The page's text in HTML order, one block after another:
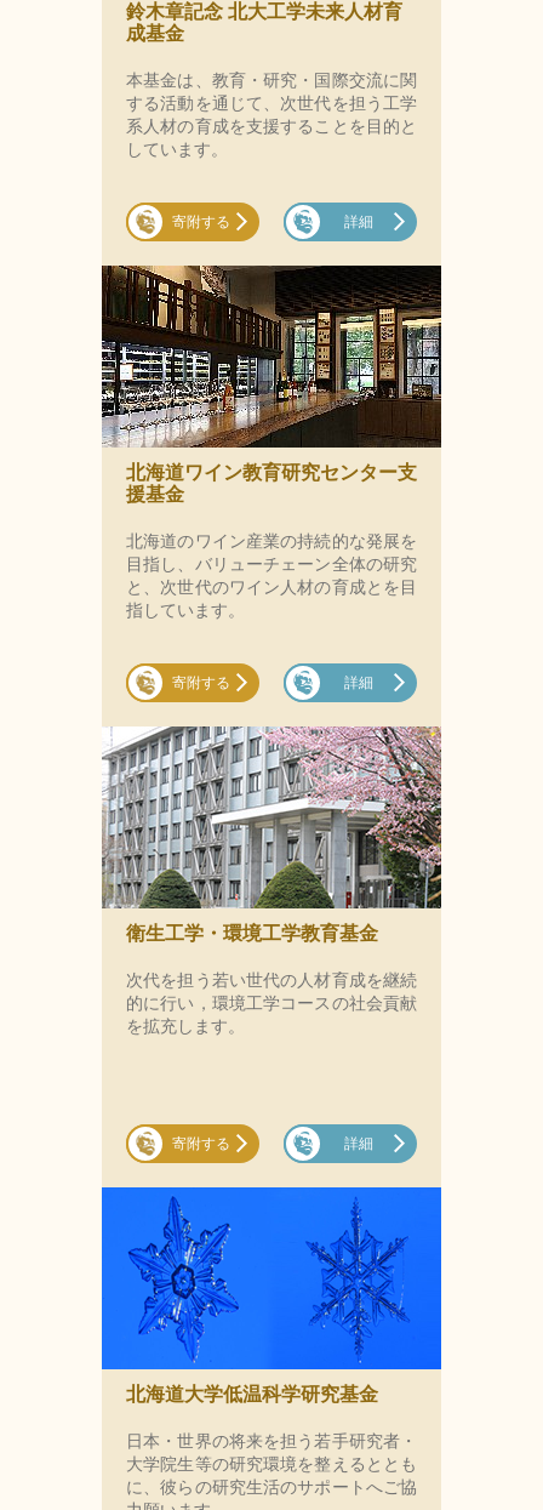
鈴木章記念 北大工学未来人材育
成基金
本基金は、教育・研究・国際交流に関
する活動を通じて、次世代を担う工学
系人材の育成を支援することを目的と
しています。
寄附する 詳細
北海道ワイン教育研究センター支
援基金
北海道のワイン産業の持続的な発展を
目指し、バリューチェーン全体の研究
と、次世代のワイン人材の育成とを目
指しています。
寄附する 詳細
衛生工学・環境工学教育基金
次代を担う若い世代の人材育成を継続
的に行い，環境工学コースの社会貢献
を拡充します。
寄附する 詳細
北海道大学低温科学研究基金
⽇本・世界の将来を担う若⼿研究者・
⼤学院⽣等の研究環境を整えるととも
に、彼らの研究⽣活のサポートへご協